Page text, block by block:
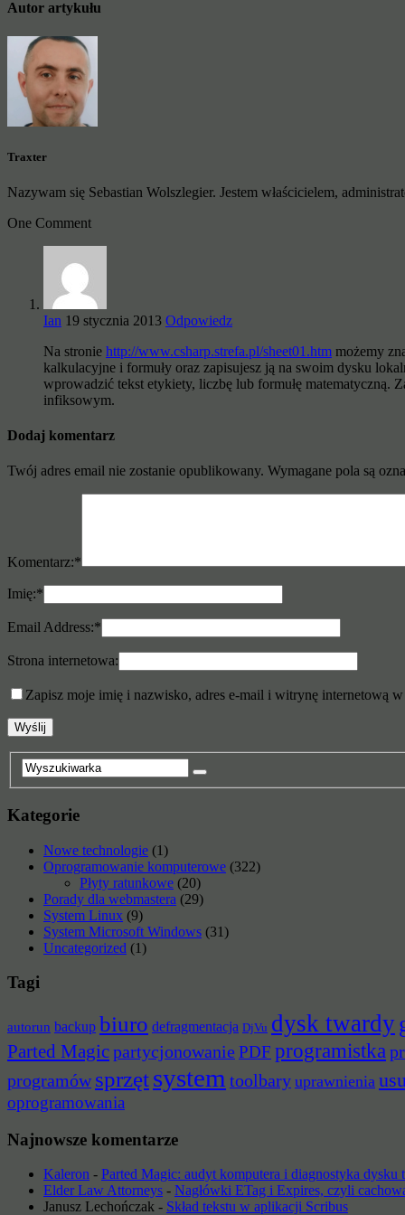
Autor artykułu
Traxter
Nazywam się Sebastian Wolszlegier. Jestem właścicielem,
One Comment
Ian 19 stycznia 2013 Odpowiedz
Na stronie http://www.csharp.strefa.pl/sheet01.htm możemy
kalkulacyjne i formuły oraz zapisujesz ją na swoim dysku
wprowadzić tekst etykiety, liczbę lub formułę matematyczną.
infiksowym.
Dodaj komentarz
Twój adres email nie zostanie opublikowany. Wymagane pola są
Komentarz:*
Imię:*
Email Address:*
Strona internetowa:
Zapisz moje imię i nazwisko, adres e-mail i witrynę internetową
Kategorie
Nowe technologie (1)
Oprogramowanie komputerowe (322)
Płyty ratunkowe (20)
Porady dla webmastera (29)
System Linux (9)
System Microsoft Windows (31)
Uncategorized (1)
Tagi
autorun backup biuro defragmentacja DjVu dysk twardy
Parted Magicpartycjonowanie PDF programistka
programów sprzętsystem toolbary uprawnienia
oprogramowania
Najnowsze komentarze
Kaleron - Parted Magic: audyt komputera i diagnostyka dysku
Elder Law Attorneys - Nagłówki ETag i Expires, czyli
Janusz Lechończak - Skład tekstu w aplikacji Scribus